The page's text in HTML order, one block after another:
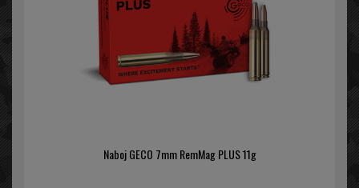
Naboj GECO 7mm RemMag PLUS 11g